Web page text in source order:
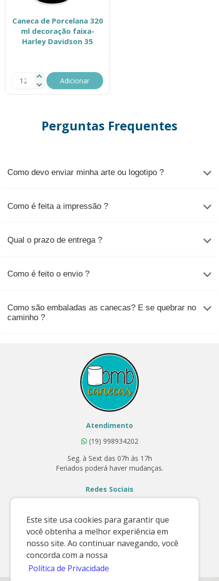
Este site usa cookies para garantir que
você obtenha a melhor experiência em
nosso site. Ao continuar navegando, você
concorda com a nossa
Política de Privacidade
Caneca de Porcelana 320
ml decoração faixa-
Harley Davidson 35
Adicionar
Perguntas Frequentes
Como devo enviar minha arte ou logotipo ?
Como é feita a impressão ?
Qual o prazo de entrega ?
Como é feito o envio ?
Como são embaladas as canecas? E se quebrar no
caminho ?
Atendimento
(19) 998934202
Seg. à Sext das 07h às 17h
Feriados poderá haver mudanças.
Redes Sociais
Contato
E-mail: